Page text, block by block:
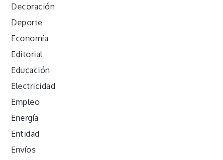
Decoración
Deporte
Economía
Editorial
Educación
Electricidad
Empleo
Energía
Entidad
Envíos